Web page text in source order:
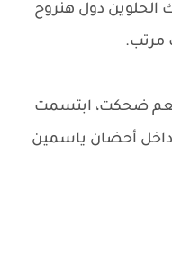
الحلوين دول هنروح
مرتب.
ضحكت، ابتسمت
أحضان ياسمين